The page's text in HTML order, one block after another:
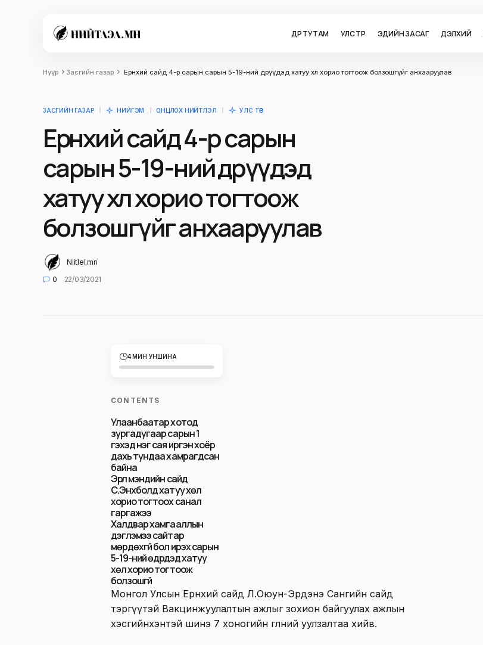
ӨДӨР ТУТАМ УЛС ТӨР ЭДИЙН ЗАСАГ ДЭЛХИЙ
Нүүр Засгийн газар Ерөнхий сайд 4-р сарын сарын 5-19-ний өдрүүдэд хатуу хөл хорио тогтоож болзошгүйг анхааруулав
ЗАСГИЙН ГАЗАР НИЙГЭМ ОНЦЛОХ НИЙТЛЭЛ УЛС ТӨР
Ерөнхий сайд 4-р сарын
сарын 5-19-ний өдрүүдэд
хатуу хөл хорио тогтоож
болзошгүйг анхааруулав
Niitlel.mn
0
22/03/2021
4 МИН УНШИНА
CONTENTS
Улаанбаатар хотод
зургадугаар сарын 1
гэхэд нэг сая иргэн хоёр
дахь тундаа хамрагдсан
байна
Эрүүл мэндийн сайд
С.Энхболд хатуу хөл
хорио тогтоох санал
гаргажээ
Халдвар хамгааллын
дэглэмээ сайтар
мөрдөхгүй бол ирэх сарын
5-19-ний өдрүүдэд хатуу
хөл хорио тогтоож
болзошгүй
Монгол Улсын Ерөнхий сайд Л.Оюун-Эрдэнэ Сангийн сайд
тэргүүтэй Вакцинжуулалтын ажлыг зохион байгуулах ажлын
хэсгийнхэнтэй шинэ 7 хоногийн өглөөний уулзалтаа хийв.